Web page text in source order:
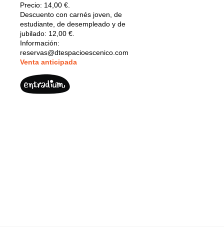
Precio: 14,00 €.
Descuento con carnés joven, de
estudiante, de desempleado y de
jubilado: 12,00 €.
Información:
reservas@dtespacioescenico.com
Venta anticipada